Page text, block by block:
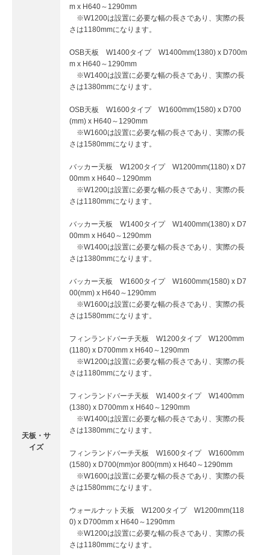
天板・サ
イズ
m x H640～1290mm
※W1200は設置に必要な幅の長さであり、実際の長
さは1180mmになります。
OSB天板 W1400タイプ W1400mm(1380) x D700m
m x H640～1290mm
※W1400は設置に必要な幅の長さであり、実際の長
さは1380mmになります。
OSB天板 W1600タイプ W1600mm(1580) x D700
(mm) x H640～1290mm
※W1600は設置に必要な幅の長さであり、実際の長
さは1580mmになります。
バッカー天板 W1200タイプ W1200mm(1180) x D7
00mm x H640～1290mm
※W1200は設置に必要な幅の長さであり、実際の長
さは1180mmになります。
バッカー天板 W1400タイプ W1400mm(1380) x D7
00mm x H640～1290mm
※W1400は設置に必要な幅の長さであり、実際の長
さは1380mmになります。
バッカー天板 W1600タイプ W1600mm(1580) x D7
00(mm) x H640～1290mm
※W1600は設置に必要な幅の長さであり、実際の長
さは1580mmになります。
フィンランドバーチ天板 W1200タイプ W1200mm
(1180) x D700mm x H640～1290mm
※W1200は設置に必要な幅の長さであり、実際の長
さは1180mmになります。
フィンランドバーチ天板 W1400タイプ W1400mm
(1380) x D700mm x H640～1290mm
※W1400は設置に必要な幅の長さであり、実際の長
さは1380mmになります。
フィンランドバーチ天板 W1600タイプ W1600mm
(1580) x D700(mm)or 800(mm) x H640～1290mm
※W1600は設置に必要な幅の長さであり、実際の長
さは1580mmになります。
ウォールナット天板 W1200タイプ W1200mm(118
0) x D700mm x H640～1290mm
※W1200は設置に必要な幅の長さであり、実際の長
さは1180mmになります。